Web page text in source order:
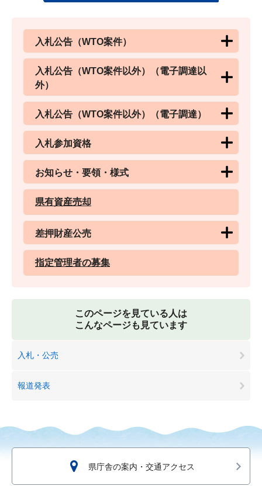
入札公告（WTO案件）
入札公告（WTO案件以外）（電子調達以
外）
入札公告（WTO案件以外）（電子調達）
入札参加資格
お知らせ・要領・様式
県有資産売却
差押財産公売
指定管理者の募集
このページを見ている人は
こんなページも見ています
入札・公売
報道発表
県庁舎の案内・交通アクセス